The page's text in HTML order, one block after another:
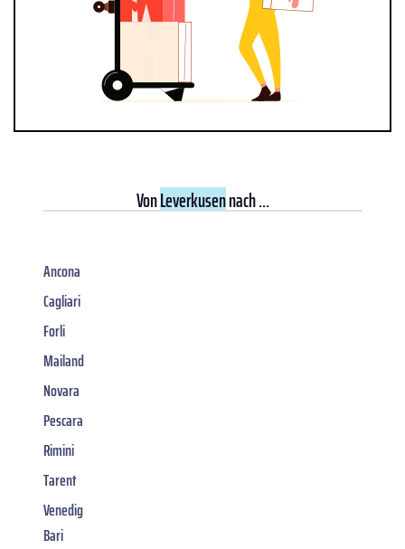
VonLeverkusennach ...
Ancona
Cagliari
Forli
Mailand
Novara
Pescara
Rimini
Tarent
Venedig
Bari